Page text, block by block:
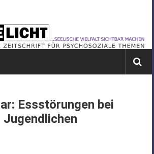
Essstörungen bei
Jugendlichen